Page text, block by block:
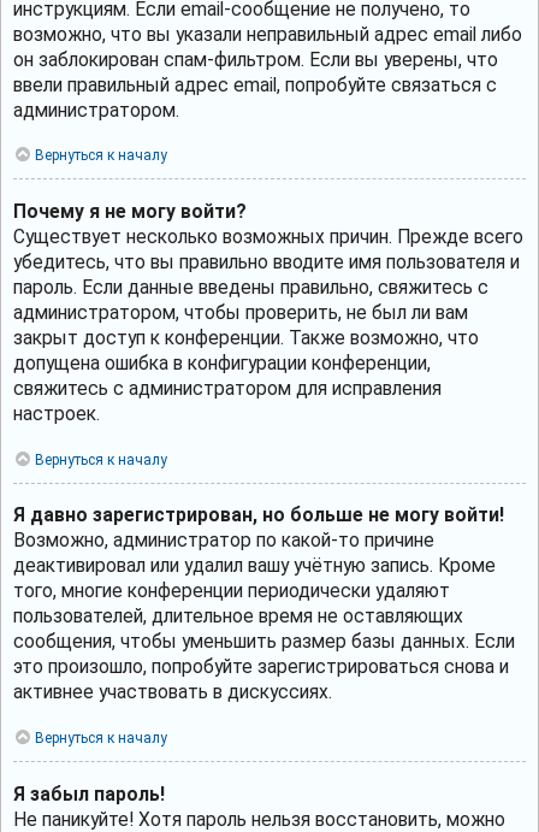
инструкциям. Если email-сообщение не получено, то
возможно, что вы указали неправильный адрес email либо
он заблокирован спам-фильтром. Если вы уверены, что
ввели правильный адрес email, попробуйте связаться с
администратором.
Вернуться к началу
Почему я не могу войти?
Существует несколько возможных причин. Прежде всего
убедитесь, что вы правильно вводите имя пользователя и
пароль. Если данные введены правильно, свяжитесь с
администратором, чтобы проверить, не был ли вам
закрыт доступ к конференции. Также возможно, что
допущена ошибка в конфигурации конференции,
свяжитесь с администратором для исправления
настроек.
Вернуться к началу
Я давно зарегистрирован, но больше не могу войти!
Возможно, администратор по какой-то причине
деактивировал или удалил вашу учётную запись. Кроме
того, многие конференции периодически удаляют
пользователей, длительное время не оставляющих
сообщения, чтобы уменьшить размер базы данных. Если
это произошло, попробуйте зарегистрироваться снова и
активнее участвовать в дискуссиях.
Вернуться к началу
Я забыл пароль!
Не паникуйте! Хотя пароль нельзя восстановить, можно